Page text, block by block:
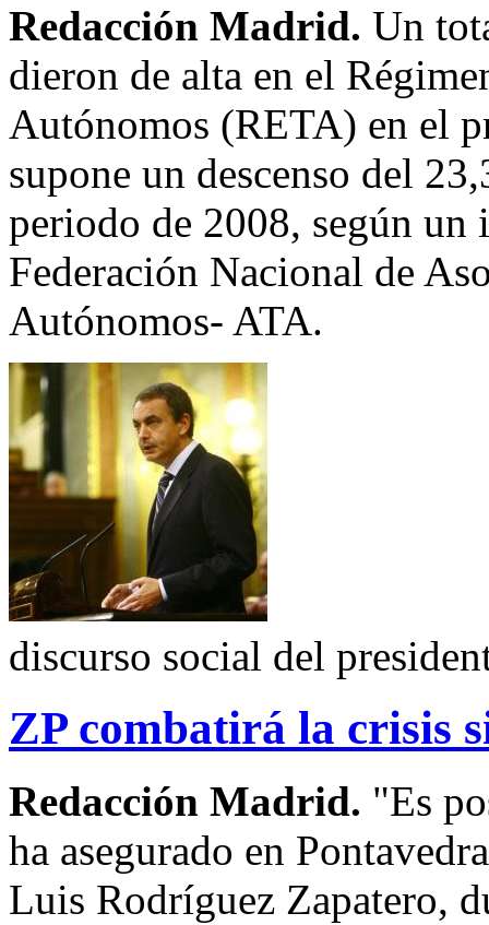
Redacción Madrid. Un
dieron de alta en el
Autónomos (RETA) en el
supone un descenso del
periodo de 2008, según
Federación Nacional de
Autónomos- ATA.
discurso social del
ZP combatirá la crisis
Redacción Madrid. "Es
ha asegurado en
Luis Rodríguez Zapatero,